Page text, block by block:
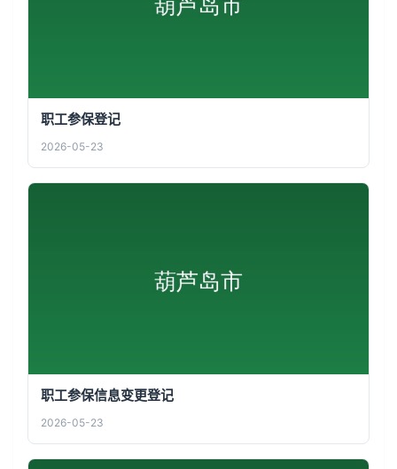
职工参保登记
2026-05-23
职工参保信息变更登记
2026-05-23